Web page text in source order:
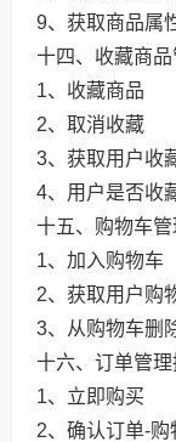
9、获取商品属
十四、收藏商
1、收藏商品
2、取消收藏
3、获取用户收
4、用户是否收
十五、购物车管
1、加入购物车
2、获取用户购
3、从购物车删
十六、订单管理
1、立即购买
2、确认订单-购